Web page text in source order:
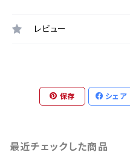
レビュー
保存 シェア
最近チェックした商品